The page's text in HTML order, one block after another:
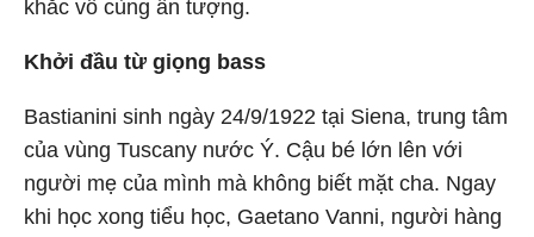
khắc vô cùng ấn tượng.
Khởi đầu từ giọng bass
Bastianini sinh ngày 24/9/1922 tại Siena, trung tâm
của vùng Tuscany nước Ý. Cậu bé lớn lên với
người mẹ của mình mà không biết mặt cha. Ngay
khi học xong tiểu học, Gaetano Vanni, người hàng